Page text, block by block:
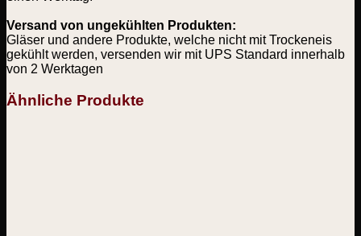
Versand von ungekühlten Produkten:
Gläser und andere Produkte, welche nicht mit Trockeneis
gekühlt werden, versenden wir mit UPS Standard innerhalb
von 2 Werktagen
Ähnliche Produkte